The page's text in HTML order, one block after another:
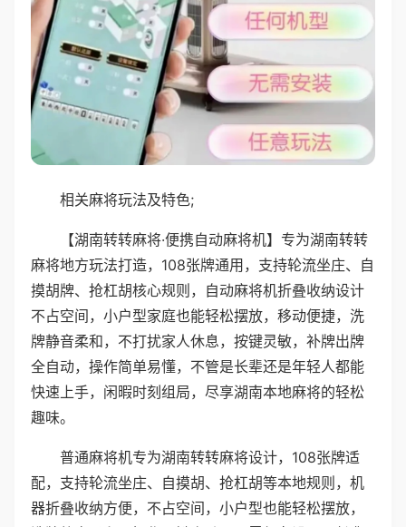
相关麻将玩法及特色;
【湖南转转麻将·便携自动麻将机】专为湖南转转
麻将地方玩法打造，108张牌通用，支持轮流坐庄、自
摸胡牌、抢杠胡核心规则，自动麻将机折叠收纳设计
不占空间，小户型家庭也能轻松摆放，移动便捷，洗
牌静音柔和，不打扰家人休息，按键灵敏，补牌出牌
全自动，操作简单易懂，不管是长辈还是年轻人都能
快速上手，闲暇时刻组局，尽享湖南本地麻将的轻松
趣味。
普通麻将机专为湖南转转麻将设计，108张牌适
配，支持轮流坐庄、自摸胡、抢杠胡等本地规则，机
器折叠收纳方便，不占空间，小户型也能轻松摆放，